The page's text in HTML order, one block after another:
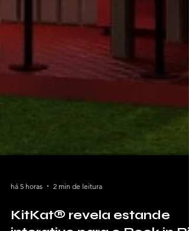
há 5 horas 2 min de leitura